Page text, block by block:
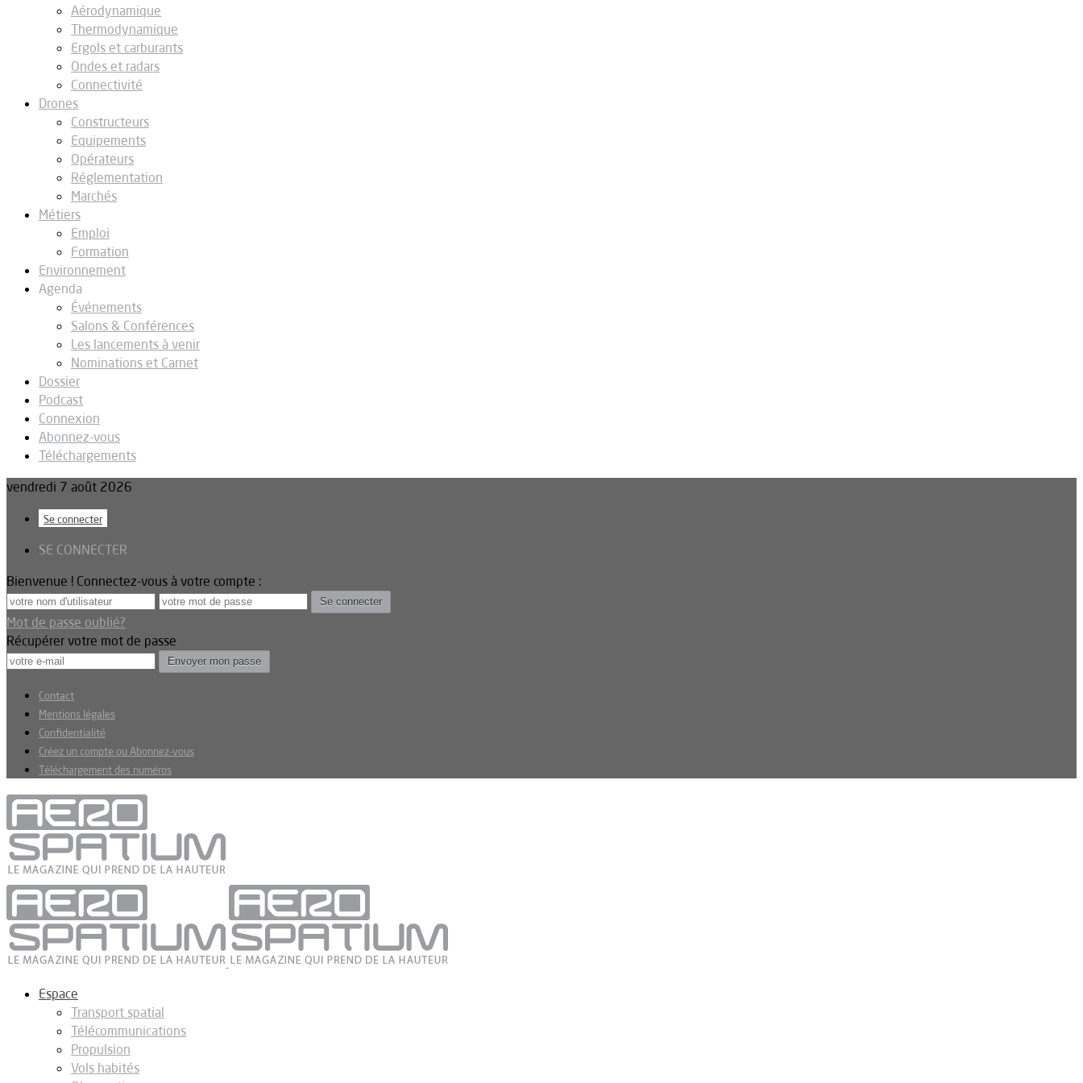
Aérodynamique
Thermodynamique
Ergols et carburants
Ondes et radars
Connectivité
Drones
Constructeurs
Equipements
Opérateurs
Réglementation
Marchés
Métiers
Emploi
Formation
Environnement
Agenda
Événements
Salons & Conférences
Les lancements à venir
Nominations et Carnet
Dossier
Podcast
Connexion
Abonnez-vous
Téléchargements
vendredi 7 août 2026
Se connecter
SE CONNECTER
Bienvenue ! Connectez-vous à votre compte :
Mot de passe oublié?
Récupérer votre mot de passe
Contact
Mentions légales
Confidentialité
Créez un compte ou Abonnez-vous
Téléchargement des numéros
Espace
Transport spatial
Télécommunications
Propulsion
Vols habités